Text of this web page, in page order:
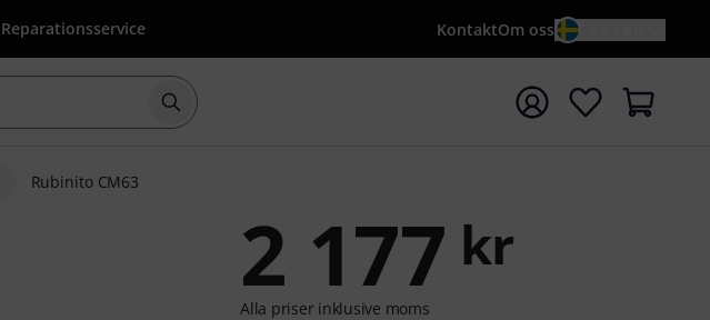
Reparationsservice KontaktOm oss
Börja sökningen med söktermen {searchTerm}
Rubinito CM63
2 177 kr
Alla priser inklusive moms